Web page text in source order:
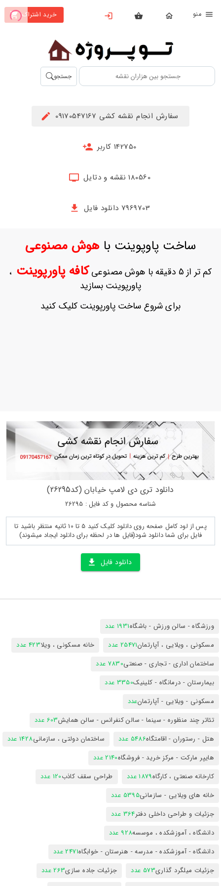
خرید اشتراک
بستن
محصولات
تهیه
اشتراک
حساب
ثبت
بازیابی
جستجو
سفارش انجام نقشه کشی 09170547167
142750 کاربر
180560 نقشه و دتایل
7969703 دانلود فایل
ساخت پاوپوینت باهوش مصنوعی
کم تر از 5 دقیقه با هوش مصنوعی کافه پاورپوینت ،
پاورپوینت بسازید
برای شروع ساخت پاورپوینت کلیک کنید
دانلود تری دی لامپ خیابان (کد26295)
شناسه محصول و کد فایل : 26295
پس از لود کامل صفحه روی دانلود کلیک کنید 5 تا 10 ثانیه منتظر باشید تا
فایل برای شما دانلود شود(فایل ها در لحظه برای دانلود ایجاد میشوند)
دانلود فایل
ورزشگاه - سالن ورزش - باشگاه1931 عدد
مسکونی ، ویلایی ، آپارتمان25471 عدد خانه مسکونی ، ویلا423 عدد
ساختمان اداری - تجاری - صنعتی7830 عدد
بیمارستان - درمانگاه - کلینیک3350 عدد
مسکونی - ویلایی - آپارتمانعدد
تئاتر چند منظوره - سینما - سالن کنفرانس - سالن همایش603 عدد
هتل - رستوران - اقامتگاه5486 عدد ساختمان دولتی ، سازمانی1428 عدد
هایپر مارکت - مرکز خرید - فروشگاه2140 عدد
کارخانه صنعتی ، کارگاه1879 عدد طراحی سقف کاذب120 عدد
خانه های ویلایی - سازمانی5395 عدد
جزئیات و طراحی داخلی دفتر364 عدد
دانشگاه ، آموزشکده ، موسسه928 عدد
دانشگاه - آموزشکده - مدرسه - هنرستان - خوابگاه2471 عدد
جزئیات میلگرد گذاری573 عدد جزئیات جاده سازی263 عدد